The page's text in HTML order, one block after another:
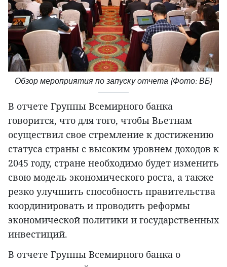
Обзор мероприятия по запуску отчета (Фото: ВБ)
В отчете Группы Всемирного банка
говорится, что для того, чтобы Вьетнам
осуществил свое стремление к достижению
статуса страны с высоким уровнем доходов к
2045 году, стране необходимо будет изменить
свою модель экономического роста, а также
резко улучшить способность правительства
координировать и проводить реформы
экономической политики и государственных
инвестиций.
В отчете Группы Всемирного банка о